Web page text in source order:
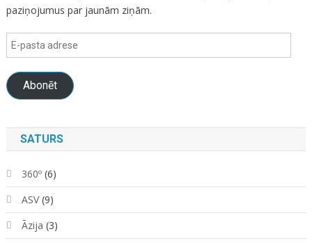
paziņojumus par jaunām ziņām.
E-
pasta
adrese
Abonēt
SATURS
360º(6)
ASV(9)
Āzija (3)